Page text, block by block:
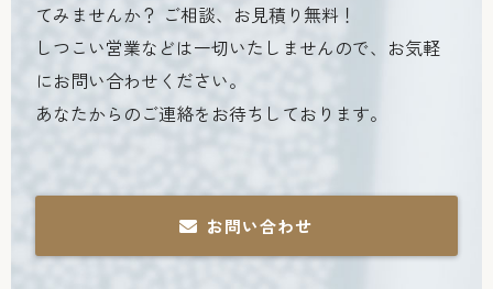
てみませんか？ ご相談、お見積り無料！
しつこい営業などは一切いたしませんので、お気軽
にお問い合わせください。
あなたからのご連絡をお待ちしております。
お問い合わせ